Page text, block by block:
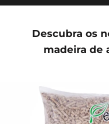
Descubra os
madeira de